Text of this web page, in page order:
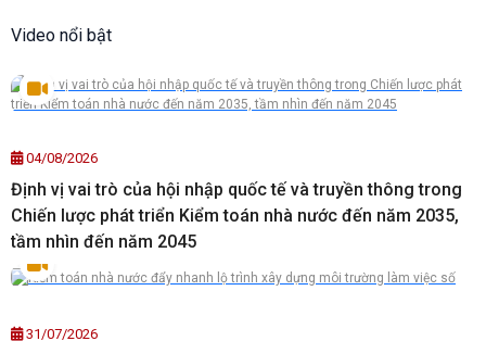
Video nổi bật
04/08/2026
Định vị vai trò của hội nhập quốc tế và truyền thông trong
Chiến lược phát triển Kiểm toán nhà nước đến năm 2035,
tầm nhìn đến năm 2045
31/07/2026